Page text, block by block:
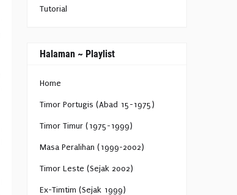
Tutorial
Halaman ~ Playlist
Home
Timor Portugis (Abad 15-1975)
Timor Timur (1975-1999)
Masa Peralihan (1999-2002)
Timor Leste (Sejak 2002)
Ex-Timtim (Sejak 1999)